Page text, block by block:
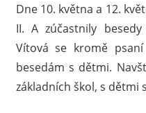
Dne 10. května a 12.
II. A zúčastnily
Vítová se kromě
besedám s dětmi.
základních škol, s dětmi